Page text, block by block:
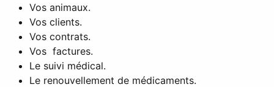
Vos animaux.
Vos clients.
Vos contrats.
Vos factures.
Le suivi médical.
Le renouvellement de médicaments.